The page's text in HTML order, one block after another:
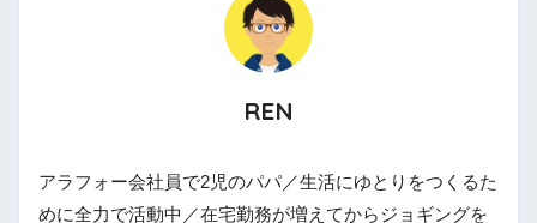
REN
アラフォー会社員で2児のパパ／生活にゆとりをつくるた
めに全力で活動中／在宅勤務が増えてからジョギングを